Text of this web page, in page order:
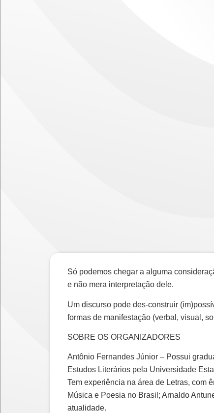
Só podemos chegar a alguma
e não mera interpretação dele.
Um discurso pode des-construir
formas de manifestação (verbal, visual,
SOBRE OS ORGANIZADORES
Antônio Fernandes Júnior – Possui
Estudos Literários pela Universidade
Tem experiência na área de Letras, com
Música e Poesia no Brasil; Arnaldo
atualidade.